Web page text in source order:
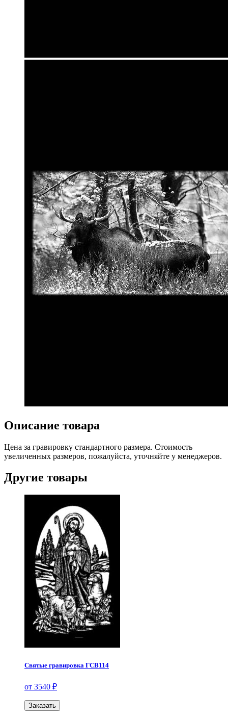
Описание товара
Цена за гравировку стандартного размера. Стоимость
увеличенных размеров, пожалуйста, уточняйте у менеджеров.
Другие товары
Святые гравировка ГСВ114
от 3540 ₽
Заказать